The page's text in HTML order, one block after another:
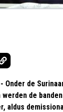
- Onder de
werden de
aldus